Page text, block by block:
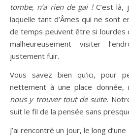
tombe, n’a rien de gai ! C’est
laquelle tant d’Âmes qui ne sont
de temps peuvent être si lourdes
malheureusement visiter
justement fuir.
Vous savez bien qu’ici, pour
nettement à une place donnée,
nous y trouver tout de suite.
suit le fil de la pensée sans
J’ai rencontré un jour, le long